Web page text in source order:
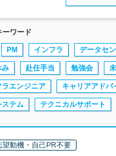
ーワード
PM インフラ データセ
み 赴任手当 勉強会
ラエンジニア キャリアアドバ
ステム テクニカルサポート
望動機・自己PR不要